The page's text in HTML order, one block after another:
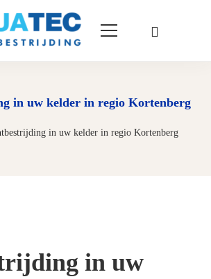
in uw kelder in regio Kortenberg
in uw kelder in regio Kortenberg
in uw